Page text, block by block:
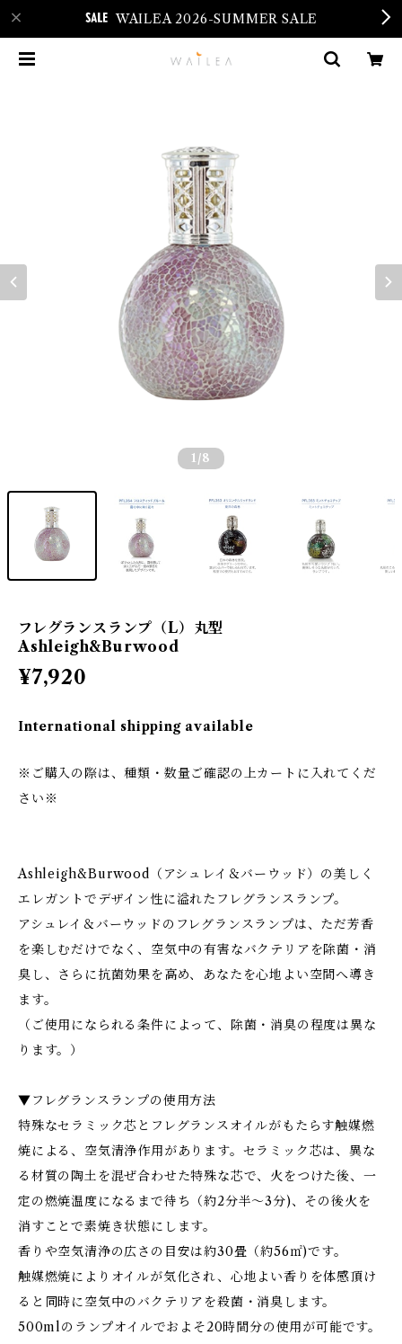
WAILEA 2026-SUMMER SALE
1 /8
フレグランスランプ（L）丸型
Ashleigh&Burwood
¥7,920
International shipping available
※ご購入の際は、種類・数量ご確認の上カートに入れてくだ
さい※
Ashleigh&Burwood（アシュレイ＆バーウッド）の美しく
エレガントでデザイン性に溢れたフレグランスランプ。
アシュレイ＆バーウッドのフレグランスランプは、ただ芳香
を楽しむだけでなく、空気中の有害なバクテリアを除菌・消
臭し、さらに抗菌効果を高め、あなたを心地よい空間へ導き
ます。
（ご使用になられる条件によって、除菌・消臭の程度は異な
ります。）
▼フレグランスランプの使用方法
特殊なセラミック芯とフレグランスオイルがもたらす触媒燃
焼による、空気清浄作用があります。セラミック芯は、異な
る材質の陶土を混ぜ合わせた特殊な芯で、火をつけた後、一
定の燃焼温度になるまで待ち（約2分半～3分)、その後火を
消すことで素焼き状態にします。
香りや空気清浄の広さの目安は約30畳（約56㎡)です。
触媒燃焼によりオイルが気化され、心地よい香りを体感頂け
ると同時に空気中のバクテリアを殺菌・消臭します。
500mlのランプオイルでおよそ20時間分の使用が可能です。